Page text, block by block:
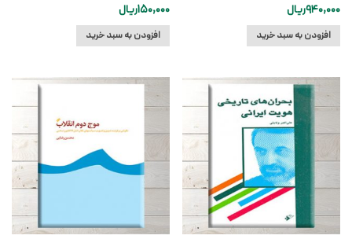
940,000ریال
افزودن به سبد خرید
150,000ریال
افزودن به سبد خرید